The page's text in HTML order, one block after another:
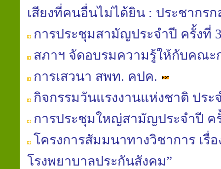
เสียงที่คนอื่นไม่ได้ยิน : ประชากรก
การประชุมสามัญประจำปี ครั้งที่
สภาฯ จัดอบรมความรู้ให้กับคณะ
การเสวนา สพท. คปค.
กิจกรรมวันแรงงานแห่งชาติ ประ
การประชุมใหญ่สามัญประจำปี ค
โครงการสัมมนาทางวิชาการ เรื่
โรงพยาบาลประกันสังคม”